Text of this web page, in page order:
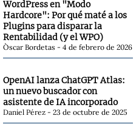
WordPress en "Modo
Hardcore": Por qué maté a los
Plugins para disparar la
Rentabilidad (y el WPO)
Òscar Bordetas 4 de febrero de 2026
OpenAI lanza ChatGPT Atlas:
un nuevo buscador con
asistente de IA incorporado
Daniel Pérez 23 de octubre de 2025